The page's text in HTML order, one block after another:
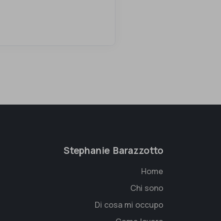
Stephanie Barazzotto
Home
Chi sono
Di cosa mi occupo